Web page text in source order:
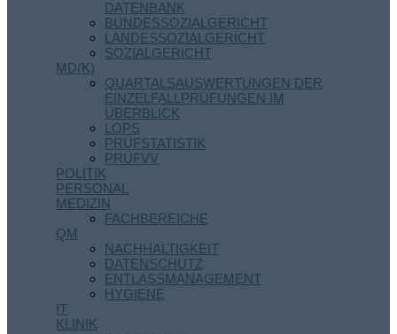
DATENBANK
BUNDESSOZIALGERICHT
LANDESSOZIALGERICHT
SOZIALGERICHT
MD(K)
QUARTALSAUSWERTUNGEN DER
EINZELFALLPRÜFUNGEN IM
ÜBERBLICK
LOPS
PRÜFSTATISTIK
PRÜFVV
POLITIK
PERSONAL
MEDIZIN
FACHBEREICHE
QM
NACHHALTIGKEIT
DATENSCHUTZ
ENTLASSMANAGEMENT
HYGIENE
IT
KLINIK